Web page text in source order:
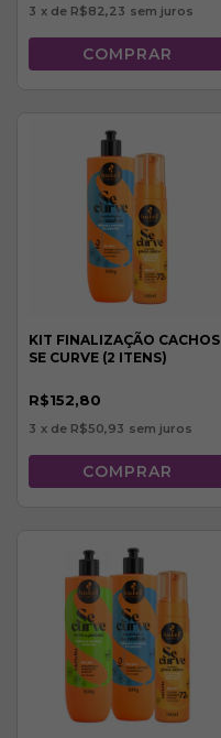
3 x de R$82,23 sem juros
KIT FINALIZAÇÃO CACHOS
SE CURVE (2 ITENS)
R$152,80
3 x de R$50,93 sem juros